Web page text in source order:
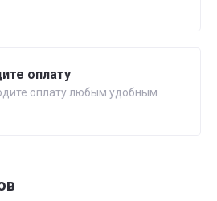
оплату
оплату любым удобным